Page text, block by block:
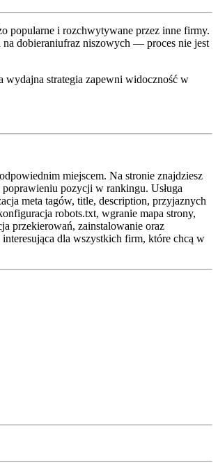
popularne i rozchwytywane przez inne firmy.
na dobieraniufraz niszowych — proces nie jest
wydajna strategia zapewni widoczność w
miejscem. Na stronie znajdziesz
pozycji w rankingu. Usługa
meta tagów, title, description, przyjaznych
robots.txt, wgranie mapa strony,
przekierowań, zainstalowanie oraz
dla wszystkich firm, które chcą w